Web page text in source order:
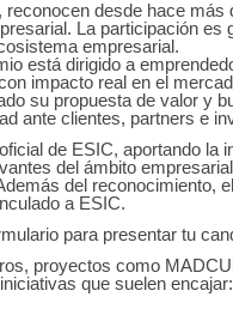
desde hace más
La participación es
empresarial.
está dirigido a
impacto real en el
su propuesta de valor y
ante clientes, partners e
de ESIC, aportando la
del ámbito
del reconocimiento,
a ESIC.
para presentar tu
proyectos como
que suelen